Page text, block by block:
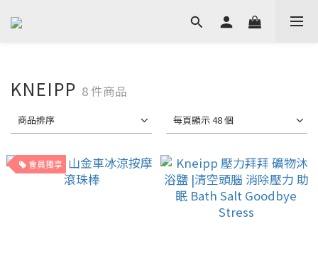
KNEIPP 8 件商品
商品排序 每頁顯示 48 個
會員獨享